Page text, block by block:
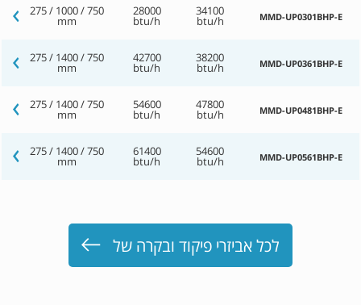
MMD-UP0301BHP-E
34100
btu/h
28000
btu/h
275 / 1000 / 750
mm
MMD-UP0361BHP-E
38200
btu/h
42700
btu/h
275 / 1400 / 750
mm
MMD-UP0481BHP-E
47800
btu/h
54600
btu/h
275 / 1400 / 750
mm
MMD-UP0561BHP-E
54600
btu/h
61400
btu/h
275 / 1400 / 750
mm
לכל אביזרי פיקוד ובקרה של